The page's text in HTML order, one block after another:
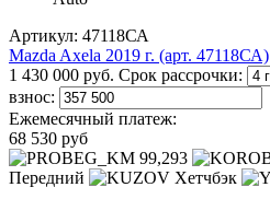
Артикул: 47118СА
Mazda Axela 2019 г. (арт. 47118СА)
1 430 000 руб. Срок рассрочки:
взнос:
Ежемесячный платеж:
68 530 руб
99,293
Передний
Хетчбэк